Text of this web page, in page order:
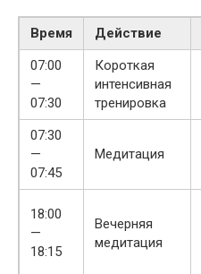
Время Действие
07:00
—
07:30
Короткая
интенсивная
тренировка
07:30
—
07:45
Медитация
18:00
—
18:15
Вечерняя
медитация